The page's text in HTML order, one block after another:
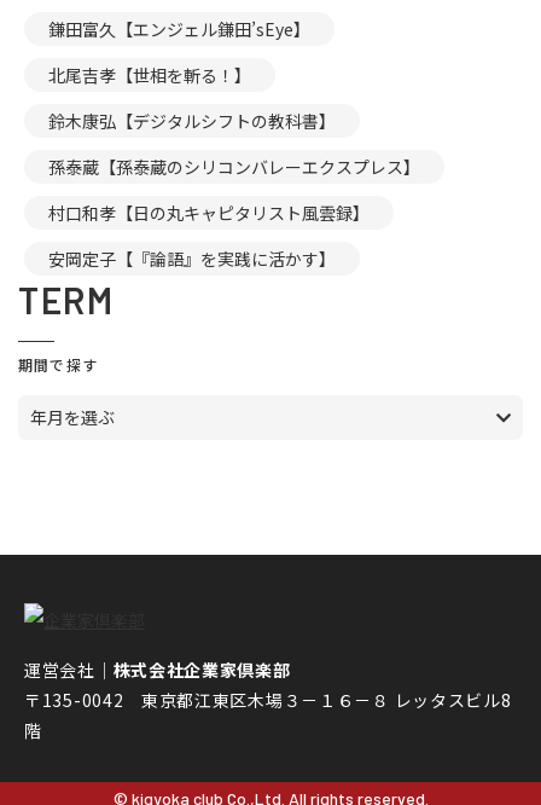
鎌田富久【エンジェル鎌田’sEye】
北尾吉孝【世相を斬る！】
鈴木康弘【デジタルシフトの教科書】
孫泰蔵【孫泰蔵のシリコンバレーエクスプレス】
村口和孝【日の丸キャピタリスト風雲録】
安岡定子【『論語』を実践に活かす】
TERM
期間で探す
年月を選ぶ
運営会社｜ 株式会社企業家倶楽部
〒135-0042 東京都江東区木場３－１６－８ レッタスビル8
階
© kigyoka club Co.,Ltd. All rights reserved.